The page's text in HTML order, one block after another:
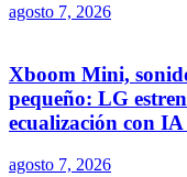
agosto 7, 2026
Xboom Mini,
pequeño: LG
ecualización con
agosto 7, 2026